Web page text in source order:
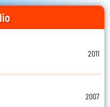
2011
2007